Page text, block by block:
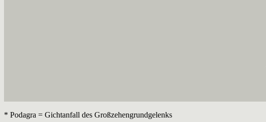
* Podagra = Gichtanfall des Großzehengrundgelenks